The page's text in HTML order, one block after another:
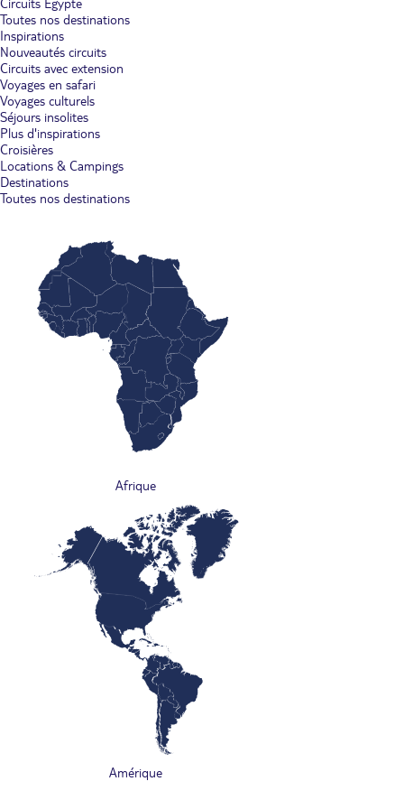
Circuits Egypte
Toutes nos destinations
Inspirations
Nouveautés circuits
Circuits avec extension
Voyages en safari
Voyages culturels
Séjours insolites
Plus d'inspirations
Croisières
Locations & Campings
Destinations
Toutes nos destinations
Afrique
Amérique